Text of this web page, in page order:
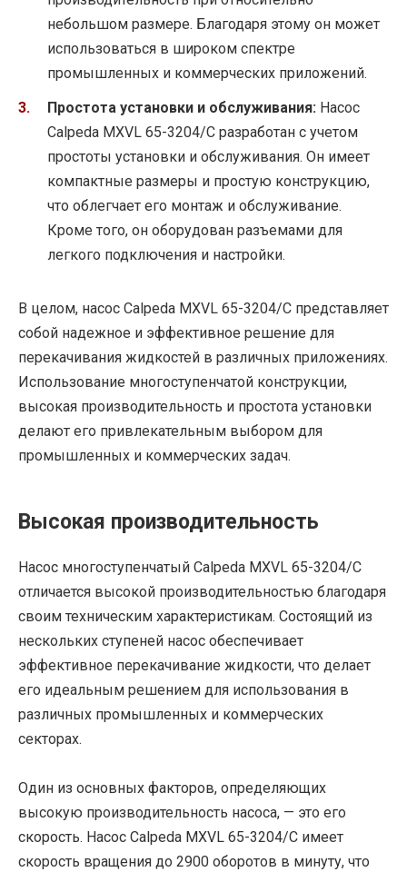
небольшом размере. Благодаря этому он может
использоваться в широком спектре
промышленных и коммерческих приложений.
Простота установки и обслуживания: Насос
Calpeda MXVL 65-3204/C разработан с учетом
простоты установки и обслуживания. Он имеет
компактные размеры и простую конструкцию,
что облегчает его монтаж и обслуживание.
Кроме того, он оборудован разъемами для
легкого подключения и настройки.
В целом, насос Calpeda MXVL 65-3204/C представляет
собой надежное и эффективное решение для
перекачивания жидкостей в различных приложениях.
Использование многоступенчатой конструкции,
высокая производительность и простота установки
делают его привлекательным выбором для
промышленных и коммерческих задач.
Высокая производительность
Насос многоступенчатый Calpeda MXVL 65-3204/C
отличается высокой производительностью благодаря
своим техническим характеристикам. Состоящий из
нескольких ступеней насос обеспечивает
эффективное перекачивание жидкости, что делает
его идеальным решением для использования в
различных промышленных и коммерческих
секторах.
Один из основных факторов, определяющих
высокую производительность насоса, — это его
скорость. Насос Calpeda MXVL 65-3204/C имеет
скорость вращения до 2900 оборотов в минуту, что